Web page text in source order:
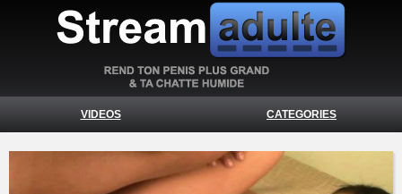
VIDEOS CATEGORIES